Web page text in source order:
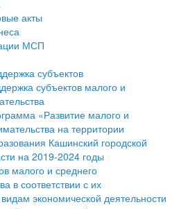
Тверской области
муниципального округа
территориями
граждан
ранее учтенных
субъектов малого и
акты
МСП
субъектов
субъектов малого и
«Развитие малого и
на территории
Кашинский городской
на 2019-2024 годы
малого и среднего
в соответствии с их
экономической деятельности